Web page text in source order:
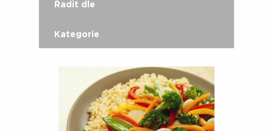
Řadit dle
Kategorie